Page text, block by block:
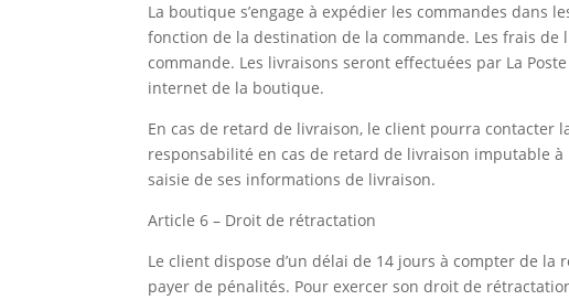
La boutique s’engage à expédier les commandes
fonction de la destination de la commande. Les frais
commande. Les livraisons seront effectuées par La
internet de la boutique.
En cas de retard de livraison, le client pourra contacter
responsabilité en cas de retard de livraison imputable
saisie de ses informations de livraison.
Article 6 – Droit de rétractation
Le client dispose d’un délai de 14 jours à compter de
payer de pénalités. Pour exercer son droit de